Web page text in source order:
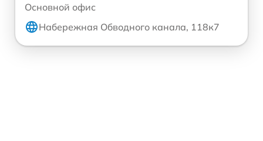
Основной офис
Набережная Обводного канала, 118к7